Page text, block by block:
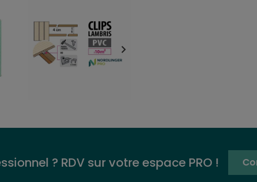

? RDV sur votre espace PRO !